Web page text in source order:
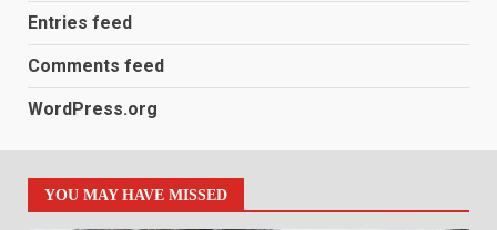
Entries feed
Comments feed
WordPress.org
YOU MAY HAVE MISSED